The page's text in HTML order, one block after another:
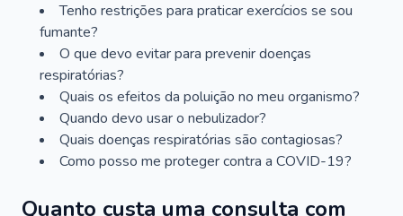
Tenho restrições para praticar exercícios se sou
fumante?
O que devo evitar para prevenir doenças
respiratórias?
Quais os efeitos da poluição no meu organismo?
Quando devo usar o nebulizador?
Quais doenças respiratórias são contagiosas?
Como posso me proteger contra a COVID-19?
Quanto custa uma consulta com